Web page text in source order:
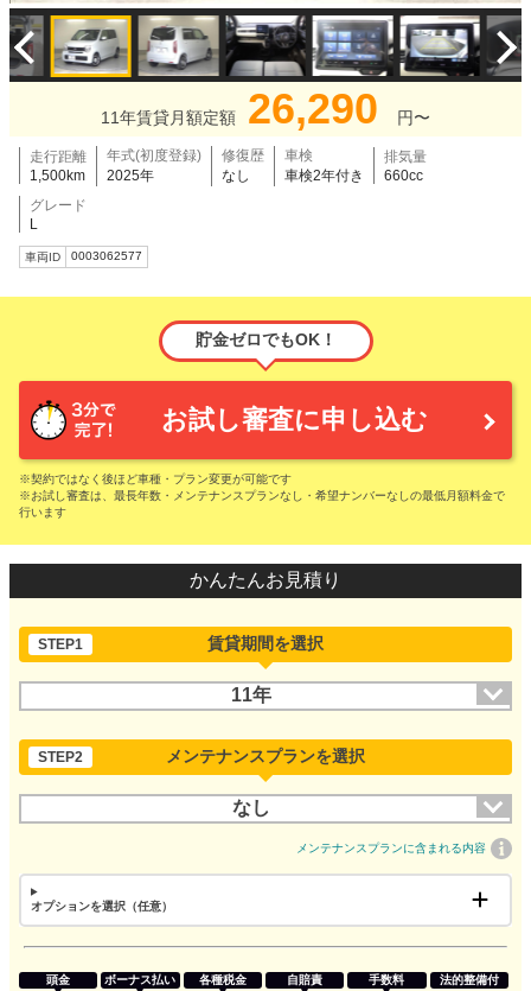
11年賃貸月額定額 26,290 円〜
走行距離
1,500km
年式(初度登録)
2025年
修復歴
なし
車検
車検2年付き
排気量
660cc
グレード
L
車両ID 0003062577
貯金ゼロでもOK！
お試し審査に申し込む
※契約ではなく後ほど車種・プラン変更が可能です
※お試し審査は、最長年数・メンテナンスプランなし・希望ナンバーなしの最低月額料金で
行います
かんたんお見積り
STEP1 賃貸期間を選択
11年
STEP2 メンテナンスプランを選択
なし
メンテナンスプランに含まれる内容
オプションを選択（任意）
頭金 ボーナス払い 各種税金 自賠責 手数料 法的整備付